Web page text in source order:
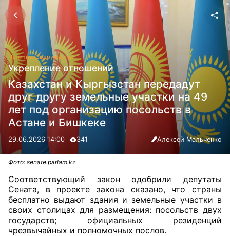
ПолитикаСодружество
Укрепление отношений
Казахстан и Кыргызстан передадут
друг другу земельные участки на 49
лет под организацию посольств в
Астане и Бишкеке
29.06.2026 14:00 341 Алексей Мальченко
Фото: senate.parlam.kz
Соответствующий закон одобрили депутаты
Сената, в проекте закона сказано, что страны
бесплатно выдают здания и земельные участки в
своих столицах для размещения: посольств двух
государств; официальных резиденций
чрезвычайных и полномочных послов.